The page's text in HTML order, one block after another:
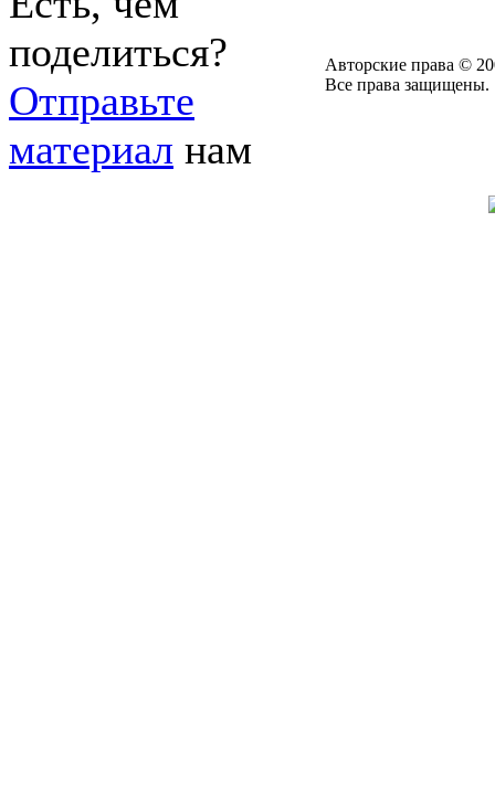
поделиться?
Отправьте
материал нам
Авторские права ©
Все права защищены.